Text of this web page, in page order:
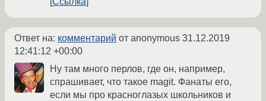
Ответ на: комментарий от anonymous 31.12.2019
12:41:12 +00:00
Ну там много перлов, где он, например,
спрашивает, что такое magit. Фанаты его,
если мы про красноглазых школьников и